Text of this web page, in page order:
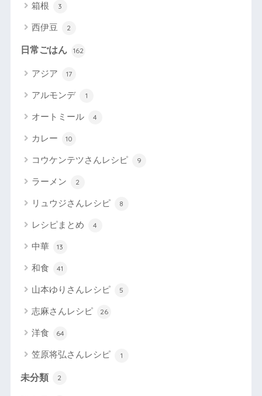
箱根 3
西伊豆 2
日常ごはん 162
アジア 17
アルモンデ 1
オートミール 4
カレー 10
コウケンテツさんレシピ 9
ラーメン 2
リュウジさんレシピ 8
レシピまとめ 4
中華 13
和食 41
山本ゆりさんレシピ 5
志麻さんレシピ 26
洋食 64
笠原将弘さんレシピ 1
未分類 2